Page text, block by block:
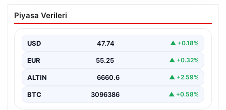
İntihar Eden Kişinin Mektubunda Ortaya
Çıkan İsimler ile Milyarlık Tefecilik
Elazığ'da, tefecilere borçlandığını belirterek yaşamına
alan…
Piyasa Verileri
USD 47.74 ▲ +0.18%
EUR 55.25 ▲ +0.32%
ALTIN 6660.6 ▲ +2.59%
BTC 3096386 ▲ +0.58%